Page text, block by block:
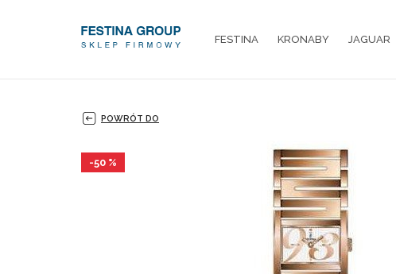
FESTINA KRONABY JAGUAR
POWRÓT DO
-50 %